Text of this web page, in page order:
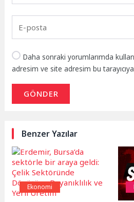
Daha sonraki yorumlarımda
adresim ve site adresim bu
GÖNDER
Benzer Yazılar
Ekonomi